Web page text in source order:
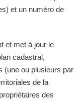
et un numéro de
et met à jour le
cadastral,
(une ou plusieurs par
de la
des